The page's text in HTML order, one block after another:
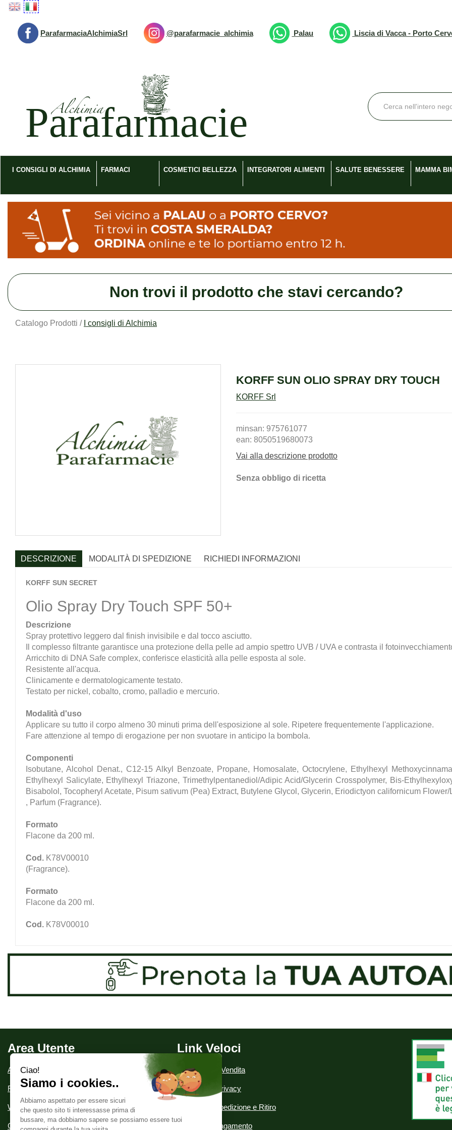
Passa
contenuto
principale
ParafarmaciaAlchimiaSrl @parafarmacie_alchimia Palau Liscia di Vacca - Porto
Cerca
Prodotto
I CONSIGLI DI ALCHIMIA FARMACI COSMETICI BELLEZZA INTEGRATORI ALIMENTI SALUTE BENESSERE MAMMA
Non trovi il prodotto che stavi cercando?
Catalogo Prodotti / I consigli di Alchimia
KORFF SUN OLIO SPRAY DRY TOUCH
KORFF Srl
minsan: 975761077
ean: 8050519680073
Vai alla descrizione prodotto
Senza obbligo di ricetta
DESCRIZIONE MODALITÀ DI SPEDIZIONE RICHIEDI INFORMAZIONI
KORFF SUN SECRET
Olio Spray Dry Touch SPF 50+
Descrizione
Spray protettivo leggero dal finish invisibile e dal tocco asciutto.
Il complesso filtrante garantisce una protezione della pelle ad ampio spettro UVB / UVA e contrasta il
Arricchito di DNA Safe complex, conferisce elasticità alla pelle esposta al sole.
Resistente all'acqua.
Clinicamente e dermatologicamente testato.
Testato per nickel, cobalto, cromo, palladio e mercurio.
Modalità d'uso
Applicare su tutto il corpo almeno 30 minuti prima dell'esposizione al sole. Ripetere frequentemente l'applicazione.
Fare attenzione al tempo di erogazione per non svuotare in anticipo la bombola.
Componenti
Isobutane, Alcohol Denat., C12-15 Alkyl Benzoate, Propane, Homosalate, Octocrylene, Ethylhexyl
Ethylhexyl Salicylate, Ethylhexyl Triazone, Trimethylpentanediol/Adipic Acid/Glycerin Crosspolymer, Bis-
Bisabolol, Tocopheryl Acetate, Pisum sativum (Pea) Extract, Butylene Glycol, Glycerin, Eriodictyon californicum
, Parfum (Fragrance).
Formato
Flacone da 200 ml.
Cod. K78V00010
(Fragrance).
Formato
Flacone da 200 ml.
Cod. K78V00010
Area Utente
Area utente
Registrati
Wishlist
Contatti
Link Veloci
Condizioni di Vendita
Informativa Privacy
Modalità di Spedizione e Ritiro
Modalità di Pagamento